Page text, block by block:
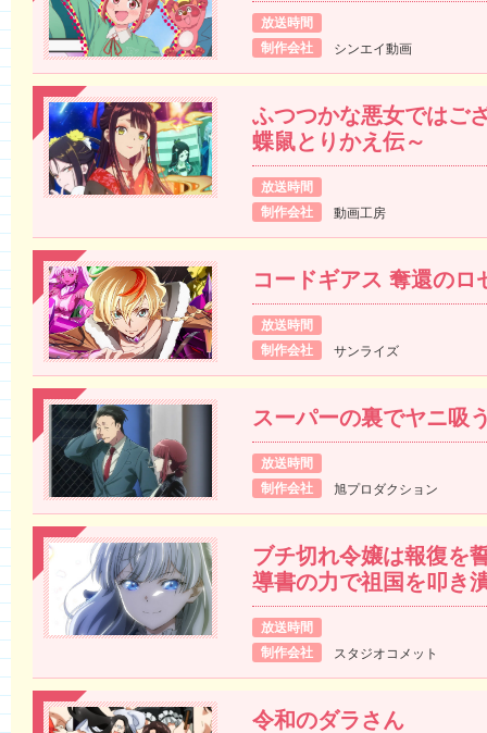
放送時間
制作会社
シンエイ動画
ふつつかな悪女ではご
蝶鼠とりかえ伝～
放送時間
制作会社
動画工房
コードギアス 奪還のロ
放送時間
制作会社
サンライズ
スーパーの裏でヤニ吸
放送時間
制作会社
旭プロダクション
ブチ切れ令嬢は報復を
導書の力で祖国を叩き
放送時間
制作会社
スタジオコメット
令和のダラさん